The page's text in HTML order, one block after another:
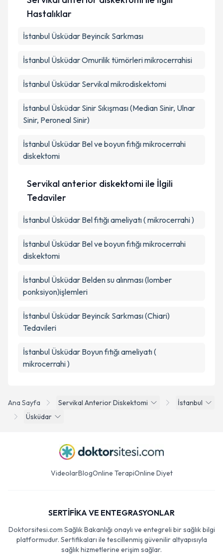
Ana Sayfa Servikal Anterior Diskektomi
İstanbul
Üsküdar
Hastalıklar
İstanbul Üsküdar Beyincik Sarkması
İstanbul Üsküdar Omurilik tümörleri mikrocerrahisi
İstanbul Üsküdar Servikal mikrodiskektomi
İstanbul Üsküdar Sinir Sıkışması (Median Sinir, Ulnar
Sinir, Peroneal Sinir)
İstanbul Üsküdar Bel ve boyun fıtığı mikrocerrahi
diskektomi
Servikal anterior diskektomi ile İlgili
Tedaviler
İstanbul Üsküdar Bel fıtığı ameliyatı ( mikrocerrahi )
İstanbul Üsküdar Bel ve boyun fıtığı mikrocerrahi
diskektomi
İstanbul Üsküdar Belden su alınması (lomber
ponksiyon)işlemleri
İstanbul Üsküdar Beyincik Sarkması (Chiari)
Tedavileri
İstanbul Üsküdar Boyun fıtığı ameliyatı (
mikrocerrahi )
VideolarBlogOnline TerapiOnline Diyet
SERTİFİKA VE ENTEGRASYONLAR
Doktorsitesi.com Sağlık Bakanlığı onaylı ve entegreli bir sağlık bilgi
platformudur. Sertifikaları ile tescillenmiş güvenilir altyapısıyla
sağlık hizmetlerine erişim sağlar.